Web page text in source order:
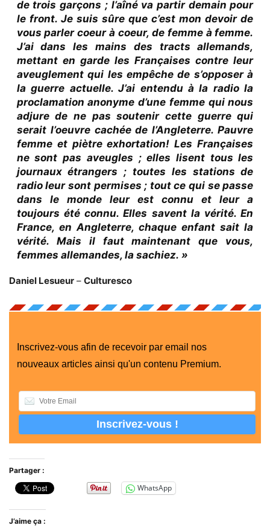
de trois garçons ; l’aîné va partir demain pour
le front. Je suis sûre que c’est mon devoir de
vous parler coeur à coeur, de femme à femme.
J’ai dans les mains des tracts allemands,
mettant en garde les Françaises contre leur
aveuglement qui les empêche de s’opposer à
la guerre actuelle. J’ai entendu à la radio la
proclamation anonyme d’une femme qui nous
adjure de ne pas soutenir cette guerre qui
serait l’oeuvre cachée de l’Angleterre. Pauvre
femme et piètre exhortation! Les Françaises
ne sont pas aveugles ; elles lisent tous les
journaux étrangers ; toutes les stations de
radio leur sont permises ; tout ce qui se passe
dans le monde leur est connu et leur a
toujours été connu. Elles savent la vérité. En
France, en Angleterre, chaque enfant sait la
vérité. Mais il faut maintenant que vous,
femmes allemandes, la sachiez. »
Daniel Lesueur – Culturesco
Inscrivez-vous afin de recevoir par email nos
nouveaux articles ainsi qu'un contenu Premium.
Partager :
WhatsApp
J’aime ça :